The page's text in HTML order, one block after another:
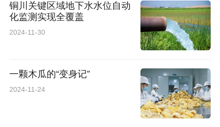
铜川关键区域地下水水位自动
化监测实现全覆盖
2024-11-30
一颗木瓜的“变身记”
2024-11-24